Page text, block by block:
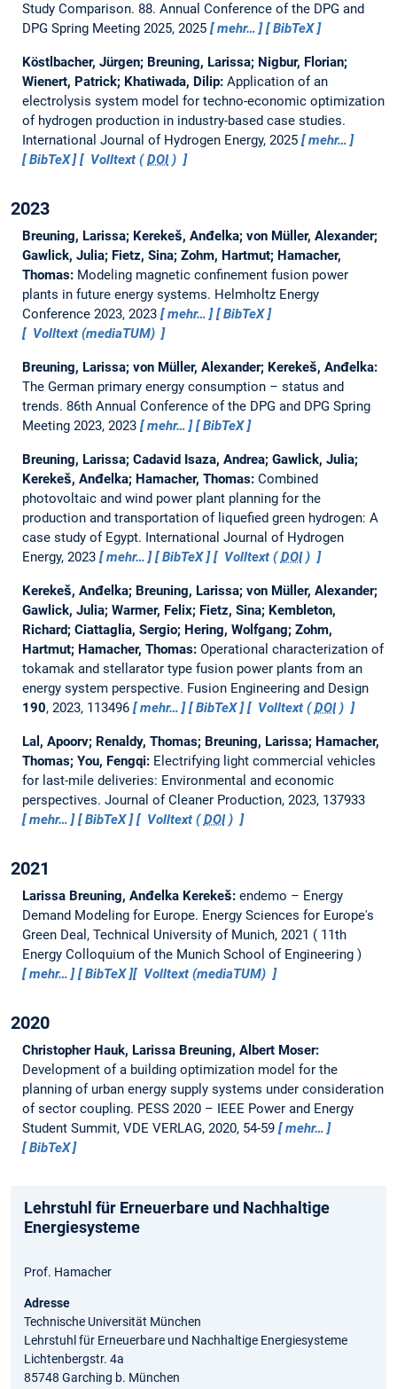
Study Comparison. 88. Annual Conference of the DPG and
DPG Spring Meeting 2025, 2025
mehr… BibTeX
Köstlbacher, Jürgen; Breuning, Larissa; Nigbur, Florian;
Wienert, Patrick; Khatiwada, Dilip: Application of an
electrolysis system model for techno-economic optimization
of hydrogen production in industry-based case studies.
International Journal of Hydrogen Energy, 2025
mehr…
BibTeX
Volltext (DOI)
2023
Breuning, Larissa; Kerekeš, Anđelka; von Müller, Alexander;
Gawlick, Julia; Fietz, Sina; Zohm, Hartmut; Hamacher,
Thomas: Modeling magnetic confinement fusion power
plants in future energy systems. Helmholtz Energy
Conference 2023, 2023
mehr…
BibTeX
Volltext (mediaTUM)
Breuning, Larissa; von Müller, Alexander; Kerekeš, Anđelka:
The German primary energy consumption – status and
trends. 86th Annual Conference of the DPG and DPG Spring
Meeting 2023, 2023
mehr… BibTeX
Breuning, Larissa; Cadavid Isaza, Andrea; Gawlick, Julia;
Kerekeš, Anđelka; Hamacher, Thomas: Combined
photovoltaic and wind power plant planning for the
production and transportation of liquefied green hydrogen: A
case study of Egypt. International Journal of Hydrogen
Energy, 2023
mehr… BibTeX Volltext (DOI)
Kerekeš, Anđelka; Breuning, Larissa; von Müller, Alexander;
Gawlick, Julia; Warmer, Felix; Fietz, Sina; Kembleton,
Richard; Ciattaglia, Sergio; Hering, Wolfgang; Zohm,
Hartmut; Hamacher, Thomas: Operational characterization of
tokamak and stellarator type fusion power plants from an
energy system perspective. Fusion Engineering and Design
190, 2023, 113496 mehr… BibTeX Volltext (DOI)
Lal, Apoorv; Renaldy, Thomas; Breuning, Larissa; Hamacher,
Thomas; You, Fengqi: Electrifying light commercial vehicles
for last-mile deliveries: Environmental and economic
perspectives. Journal of Cleaner Production, 2023, 137933
mehr…
BibTeX Volltext (DOI)
2021
Larissa Breuning, Anđelka Kerekeš: endemo – Energy
Demand Modeling for Europe. Energy Sciences for Europe's
Green Deal, Technical University of Munich, 2021
11th
Energy Colloquium of the Munich School of Engineering
mehr…
BibTeX Volltext (mediaTUM)
2020
Christopher Hauk, Larissa Breuning, Albert Moser:
Development of a building optimization model for the
planning of urban energy supply systems under consideration
of sector coupling. PESS 2020 – IEEE Power and Energy
Student Summit, VDE VERLAG, 2020, 54-59
mehr…
BibTeX
Lehrstuhl für Erneuerbare und Nachhaltige
Energiesysteme
Prof. Hamacher
Adresse
Technische Universität München
Lehrstuhl für Erneuerbare und Nachhaltige Energiesysteme
Lichtenbergstr. 4a
85748 Garching b. München